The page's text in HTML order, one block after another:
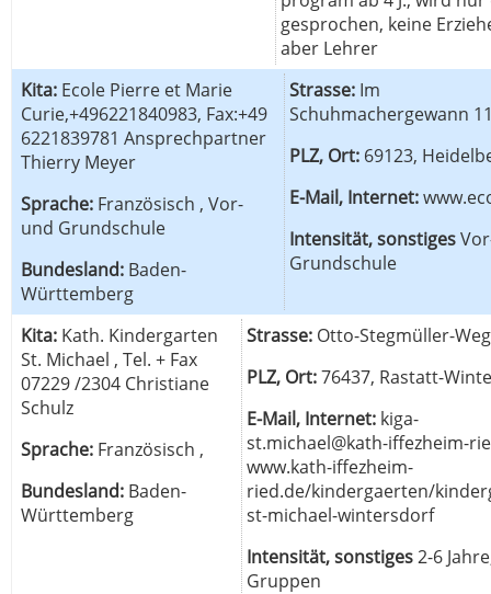
gesprochen, keine
aber Lehrer
Kita: Ecole Pierre et Marie
Curie,+496221840983, Fax:+49
6221839781 Ansprechpartner
Thierry Meyer
Sprache: Französisch , Vor-
und Grundschule
Bundesland: Baden-
Württemberg
Strasse: Im
Schuhmachergewann
PLZ, Ort: 69123,
E-Mail, Internet:
Intensität, sonstiges
Grundschule
Kita: Kath. Kindergarten
St. Michael , Tel. + Fax
07229 /2304 Christiane
Schulz
Sprache: Französisch ,
Bundesland: Baden-
Württemberg
Strasse: Otto-Stegmüller-
PLZ, Ort:76437, Rastatt-
E-Mail, Internet: kiga-
st.michael@kath-iffezheim-
www.kath-iffezheim-
ried.de/kindergaerten/
st-michael-wintersdorf
Intensität, sonstiges2-6
Gruppen